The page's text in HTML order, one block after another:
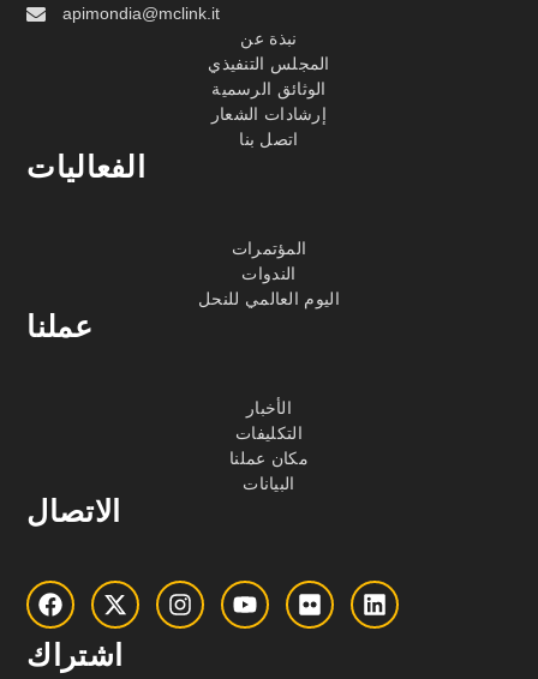
apimondia@mclink.it
نبذة عن
المجلس التنفيذي
الوثائق الرسمية
إرشادات الشعار
اتصل بنا
الفعاليات
المؤتمرات
الندوات
اليوم العالمي للنحل
عملنا
الأخبار
التكليفات
مكان عملنا
البيانات
الاتصال
اشتراك